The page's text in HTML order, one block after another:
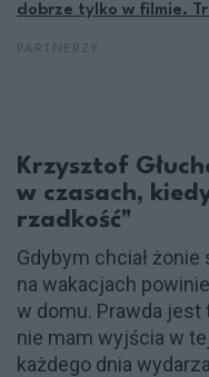
dobrze tylko w filmie.
Krzysztof
w czasach,
rzadkość"
Gdybym chciał
na wakacjach
w domu. Prawda jest
nie mam wyjścia w
każdego dnia